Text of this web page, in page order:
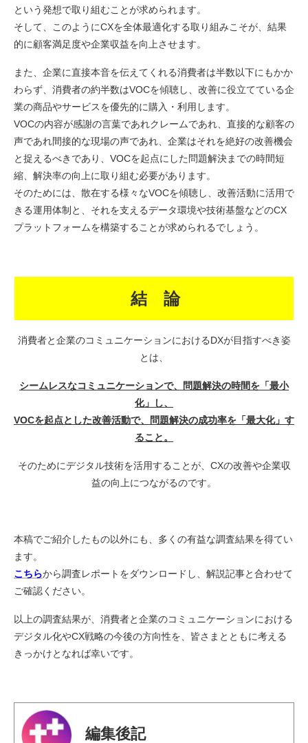
という発想で取り組むことが求められます。
そして、このようにCXを全体最適化する取り組みこそが、結果
的に顧客満足度や企業収益を向上させます。
また、企業に直接本音を伝えてくれる消費者は半数以下にもかか
わらず、消費者の約半数はVOCを傾聴し、改善に役立てている企
業の商品やサービスを優先的に購入・利用します。
VOCの内容が感謝の言葉であれクレームであれ、直接的な顧客の
声であれ間接的な現場の声であれ、企業はそれを絶好の改善機会
と捉えるべきであり、VOCを起点にした問題解決までの時間短
縮、解決率の向上に取り組む必要があります。
そのためには、散在する様々なVOCを傾聴し、改善活動に活用で
きる運用体制と、それを支えるデータ環境や技術基盤などのCX
プラットフォームを構築することが求められるでしょう。
結 論
消費者と企業のコミュニケーションにおけるDXが目指すべき姿
とは、
シームレスなコミュニケーションで、問題解決の時間を「最小
化」し、
VOCを起点とした改善活動で、問題解決の成功率を「最大化」す
ること。
そのためにデジタル技術を活用することが、CXの改善や企業収
益の向上につながるのです。
本稿でご紹介したもの以外にも、多くの有益な調査結果を得てい
ます。
こちらから調査レポートをダウンロードし、解説記事と合わせて
ご確認ください。
以上の調査結果が、消費者と企業のコミュニケーションにおける
デジタル化やCX戦略の今後の方向性を、皆さまとともに考える
きっかけとなれば幸いです。
編集後記